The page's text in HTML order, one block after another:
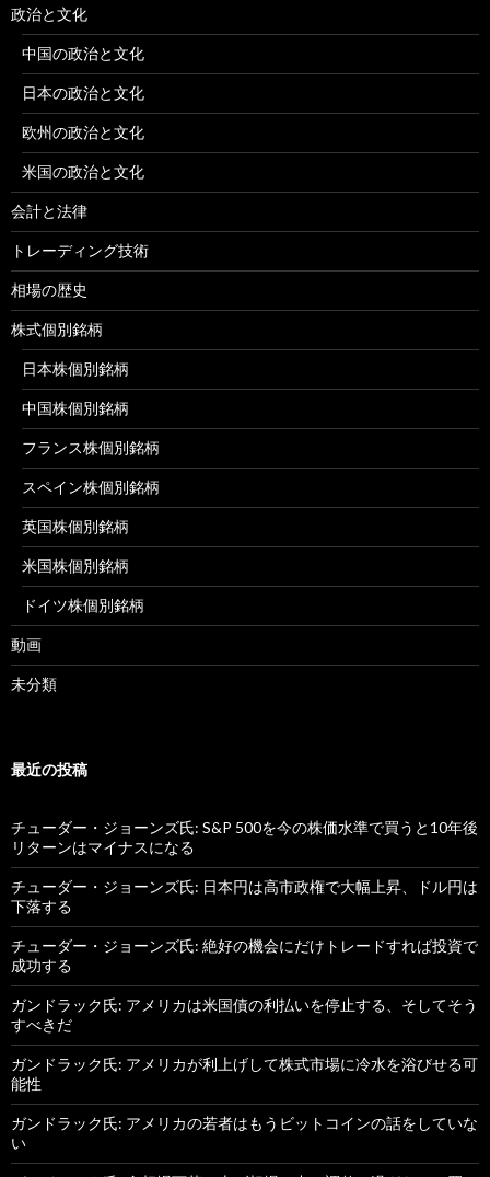
政治と文化
中国の政治と文化
日本の政治と文化
欧州の政治と文化
米国の政治と文化
会計と法律
トレーディング技術
相場の歴史
株式個別銘柄
日本株個別銘柄
中国株個別銘柄
フランス株個別銘柄
スペイン株個別銘柄
英国株個別銘柄
米国株個別銘柄
ドイツ株個別銘柄
動画
未分類
最近の投稿
チューダー・ジョーンズ氏: S&P 500を今の株価水準で買うと10年後
リターンはマイナスになる
チューダー・ジョーンズ氏: 日本円は高市政権で大幅上昇、ドル円は
下落する
チューダー・ジョーンズ氏: 絶好の機会にだけトレードすれば投資で
成功する
ガンドラック氏: アメリカは米国債の利払いを停止する、そしてそう
すべきだ
ガンドラック氏: アメリカが利上げして株式市場に冷水を浴びせる可
能性
ガンドラック氏: アメリカの若者はもうビットコインの話をしていな
い